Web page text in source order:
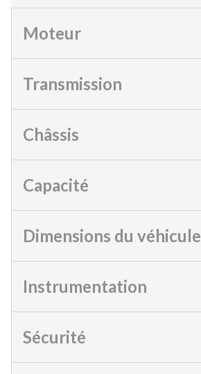
Moteur
Transmission
Châssis
Capacité
Dimensions du véhicule
Instrumentation
Sécurité